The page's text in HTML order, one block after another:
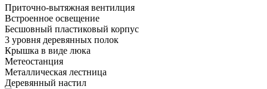
Приточно-вытяжная вентилция
Встроенное освещение
Бесшовный пластиковый корпус
3 уровня деревянных полок
Крышка в виде люка
Метеостанция
Металлическая лестница
Деревянный настил